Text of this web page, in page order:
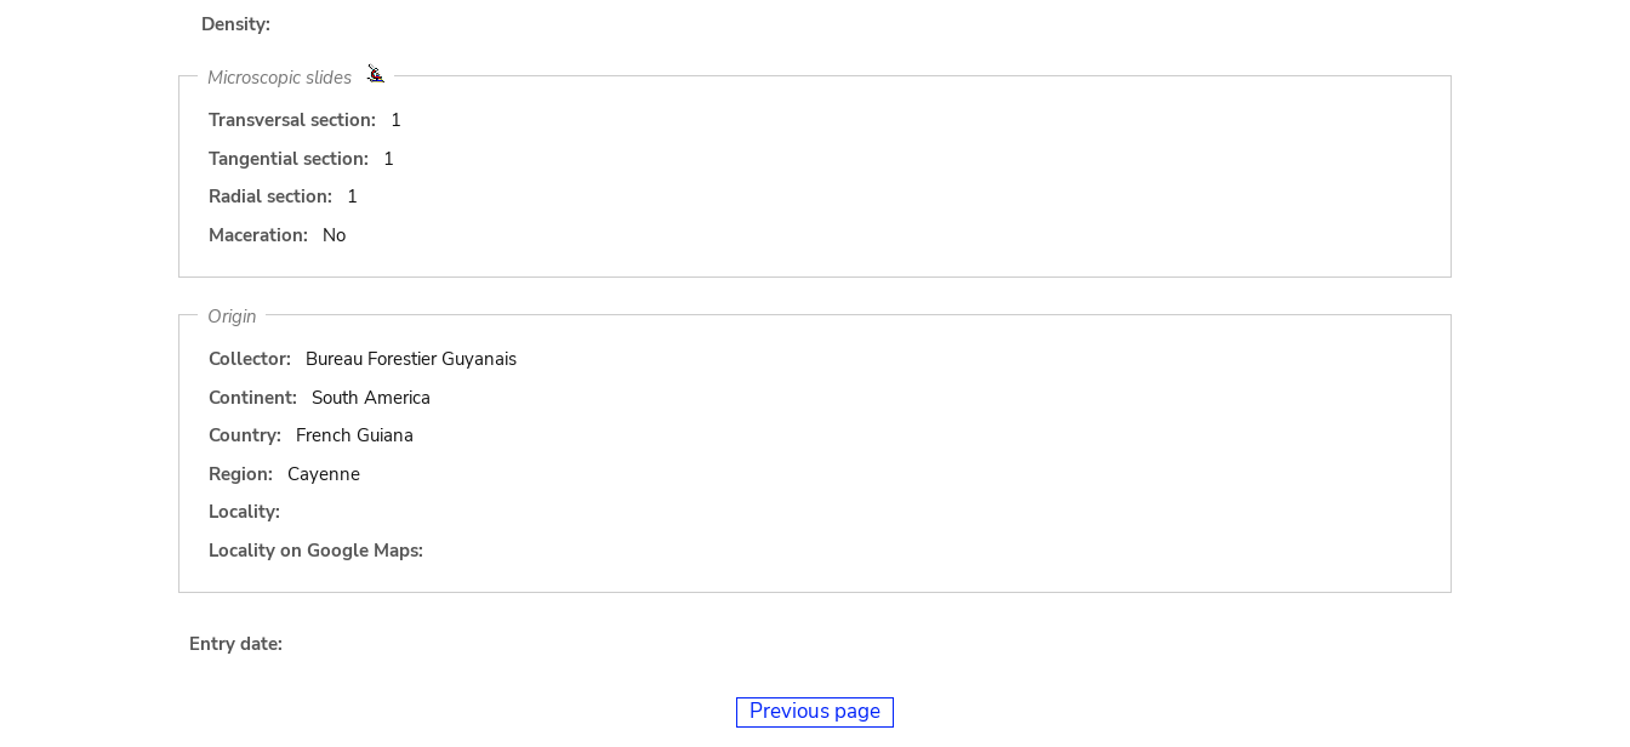
Density:
Microscopic slides
Transversal section:
1
Tangential section:
1
Radial section:
1
Maceration:
No
Origin
Collector:
Bureau Forestier Guyanais
Continent:
South America
Country:
French Guiana
Region:
Cayenne
Locality:
Locality on Google Maps:
Entry date:
Previous page